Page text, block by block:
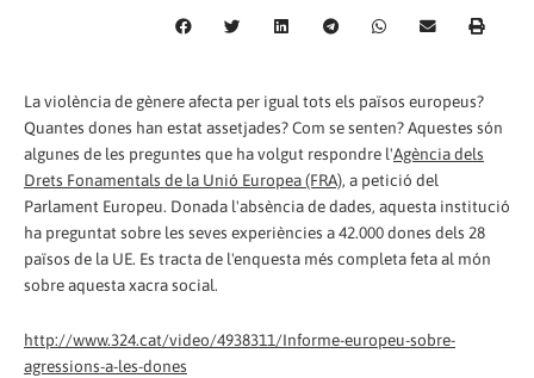
La violència de gènere afecta per igual tots els països europeus?
Quantes dones han estat assetjades? Com se senten? Aquestes són
algunes de les preguntes que ha volgut respondre l'Agència dels
Drets Fonamentals de la Unió Europea (FRA), a petició del
Parlament Europeu. Donada l'absència de dades, aquesta institució
ha preguntat sobre les seves experiències a 42.000 dones dels 28
països de la UE. Es tracta de l'enquesta més completa feta al món
sobre aquesta xacra social.
http://www.324.cat/video/4938311/Informe-europeu-sobre-
agressions-a-les-dones